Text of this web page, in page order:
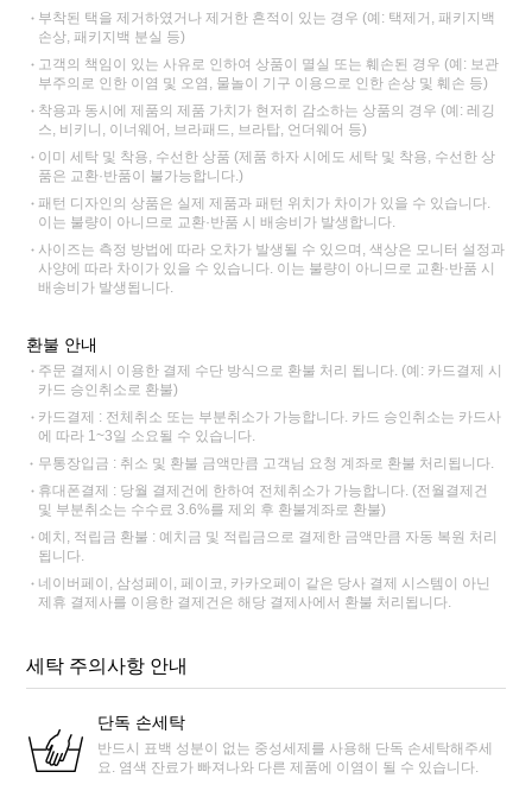
부착된 택을 제거하였거나 제거한 흔적이 있는 경우 (예: 택제거, 패키지백
손상, 패키지백 분실 등)
고객의 책임이 있는 사유로 인하여 상품이 멸실 또는 훼손된 경우 (예: 보관
부주의로 인한 이염 및 오염, 물놀이 기구 이용으로 인한 손상 및 훼손 등)
착용과 동시에 제품의 제품 가치가 현저히 감소하는 상품의 경우 (예: 레깅
스, 비키니, 이너웨어, 브라패드, 브라탑, 언더웨어 등)
이미 세탁 및 착용, 수선한 상품 (제품 하자 시에도 세탁 및 착용, 수선한 상
품은 교환·반품이 불가능합니다.)
패턴 디자인의 상품은 실제 제품과 패턴 위치가 차이가 있을 수 있습니다.
이는 불량이 아니므로 교환·반품 시 배송비가 발생합니다.
사이즈는 측정 방법에 따라 오차가 발생될 수 있으며, 색상은 모니터 설정과
사양에 따라 차이가 있을 수 있습니다. 이는 불량이 아니므로 교환·반품 시
배송비가 발생됩니다.
환불 안내
주문 결제시 이용한 결제 수단 방식으로 환불 처리 됩니다. (예: 카드결제 시
카드 승인취소로 환불)
카드결제 : 전체취소 또는 부분취소가 가능합니다. 카드 승인취소는 카드사
에 따라 1~3일 소요될 수 있습니다.
무통장입금 : 취소 및 환불 금액만큼 고객님 요청 계좌로 환불 처리됩니다.
휴대폰결제 : 당월 결제건에 한하여 전체취소가 가능합니다. (전월결제건
및 부분취소는 수수료 3.6%를 제외 후 환불계좌로 환불)
예치, 적립금 환불 : 예치금 및 적립금으로 결제한 금액만큼 자동 복원 처리
됩니다.
네이버페이, 삼성페이, 페이코, 카카오페이 같은 당사 결제 시스템이 아닌
제휴 결제사를 이용한 결제건은 해당 결제사에서 환불 처리됩니다.
세탁 주의사항 안내
단독 손세탁
반드시 표백 성분이 없는 중성세제를 사용해 단독 손세탁해주세
요. 염색 잔료가 빠져나와 다른 제품에 이염이 될 수 있습니다.